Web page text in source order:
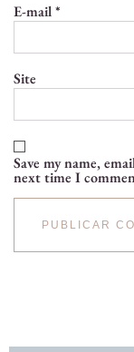
E-mail*
Site
Save my name,
next time I